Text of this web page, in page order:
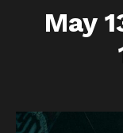
May